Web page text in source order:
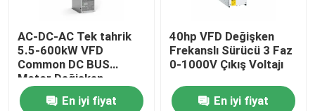
AC-DC-AC Tek tahrik
5.5-600kW VFD
Common DC BUS
Motor Değişken
Frekanslı Taşıma
En iyi fiyat
40hp VFD Değişken
Frekanslı Sürücü 3 Faz
0-1000V Çıkış Voltajı
En iyi fiyat